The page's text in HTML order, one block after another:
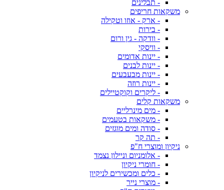
- תבלינים
משקאות חריפים
- ארק - אוזו וטקילה
- בירות
- וודקה - גין ורום
- וויסקי
- יינות אדומים
- יינות לבנים
- יינות מבעבעים
- יינות רוזה
- ליקרים וקוקטיילים
משקאות קלים
- מים מינרליים
- משקאות בטעמים
- סודה ומים מוגזים
- תה קר
ניקיון ומוצרי ח"פ
- אלומניום וניילון נצמד
- חומרי ניקיון
- כלים ומכשירים לניקיון
- מוצרי נייר